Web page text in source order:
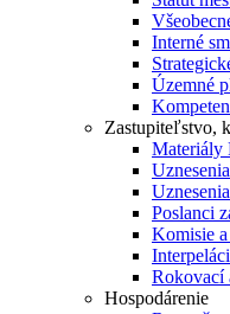
Interné
Územné
Zastupiteľstvo,
Materiály
Poslanci
Komisie
Rokovací
Hospodárenie